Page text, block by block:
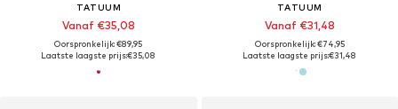
TATUUM
Vanaf €35,08
Oorspronkelijk: €89,95
Laatste laagste prijs:€35,08
TATUUM
Vanaf €31,48
Oorspronkelijk: €74,95
Laatste laagste prijs:€31,48